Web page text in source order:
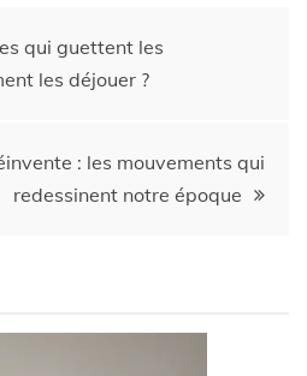
qui guettent les
les déjouer ?
: les mouvements qui
redessinent notre époque